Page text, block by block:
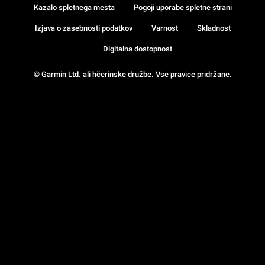
© Garmin Ltd. ali hčerinske družbe. Vse pravice pridržane.
Kazalo spletnega mesta Pogoji uporabe spletne strani
Izjava o zasebnosti podatkov Varnost Skladnost
Digitalna dostopnost